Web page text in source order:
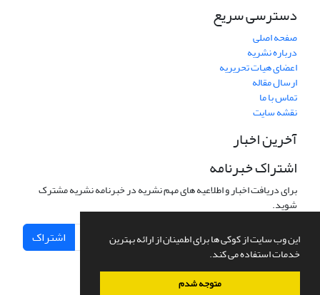
این وب سایت از کوکی ها برای اطمینان از ارائه بهترین
خدمات استفاده می کند.
متوجه شدم
دسترسی سریع
صفحه اصلی
درباره نشریه
اعضای هیات تحریریه
ارسال مقاله
تماس با ما
نقشه سایت
آخرین اخبار
اشتراک خبرنامه
برای دریافت اخبار و اطلاعیه های مهم نشریه در خبرنامه نشریه مشترک
شوید.
اشتراک